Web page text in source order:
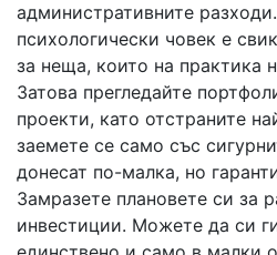
административните
психологически човек е
за неща, които на практика
Затова прегледайте
проекти, като отстраните
заемете се само със
донесат по-малка, но
Замразете плановете си за
инвестиции. Можете да си